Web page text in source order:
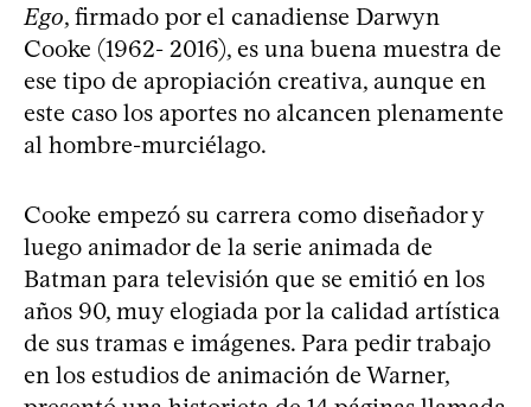
Ego, firmado por el canadiense Darwyn
Cooke (1962- 2016), es una buena muestra de
ese tipo de apropiación creativa, aunque en
este caso los aportes no alcancen plenamente
al hombre-murciélago.
Cooke empezó su carrera como diseñador y
luego animador de la serie animada de
Batman para televisión que se emitió en los
años 90, muy elogiada por la calidad artística
de sus tramas e imágenes. Para pedir trabajo
en los estudios de animación de Warner,